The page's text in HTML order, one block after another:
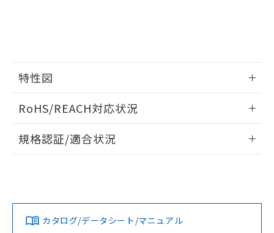
特性図
負荷電流-周囲温度定格
RoHS/REACH対応状況
EU RoHS 注意事項・凡例
対応済み
規格認証/適合状況
カタログ/データシート/マニュアル
用者の範囲」に記載されている法人を
指します。
EU RoHS指令（10物質）の非含有証明書
51物質の非含有証明書（当社基準）
※本証明書は発行日時点で非含有を証明す
るもので、過去に遡って非含有を証明する
ものではありません。
物質の対応では、対応完了までの期間は出
荷製品に未対応品が混在することから備考
り、2022年1月12日より割愛しておりま
す。